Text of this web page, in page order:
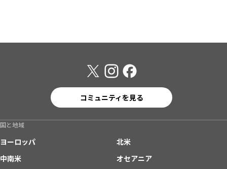
コミュニティを見る
国と地域
ヨーロッパ
北米
中南米
オセアニア